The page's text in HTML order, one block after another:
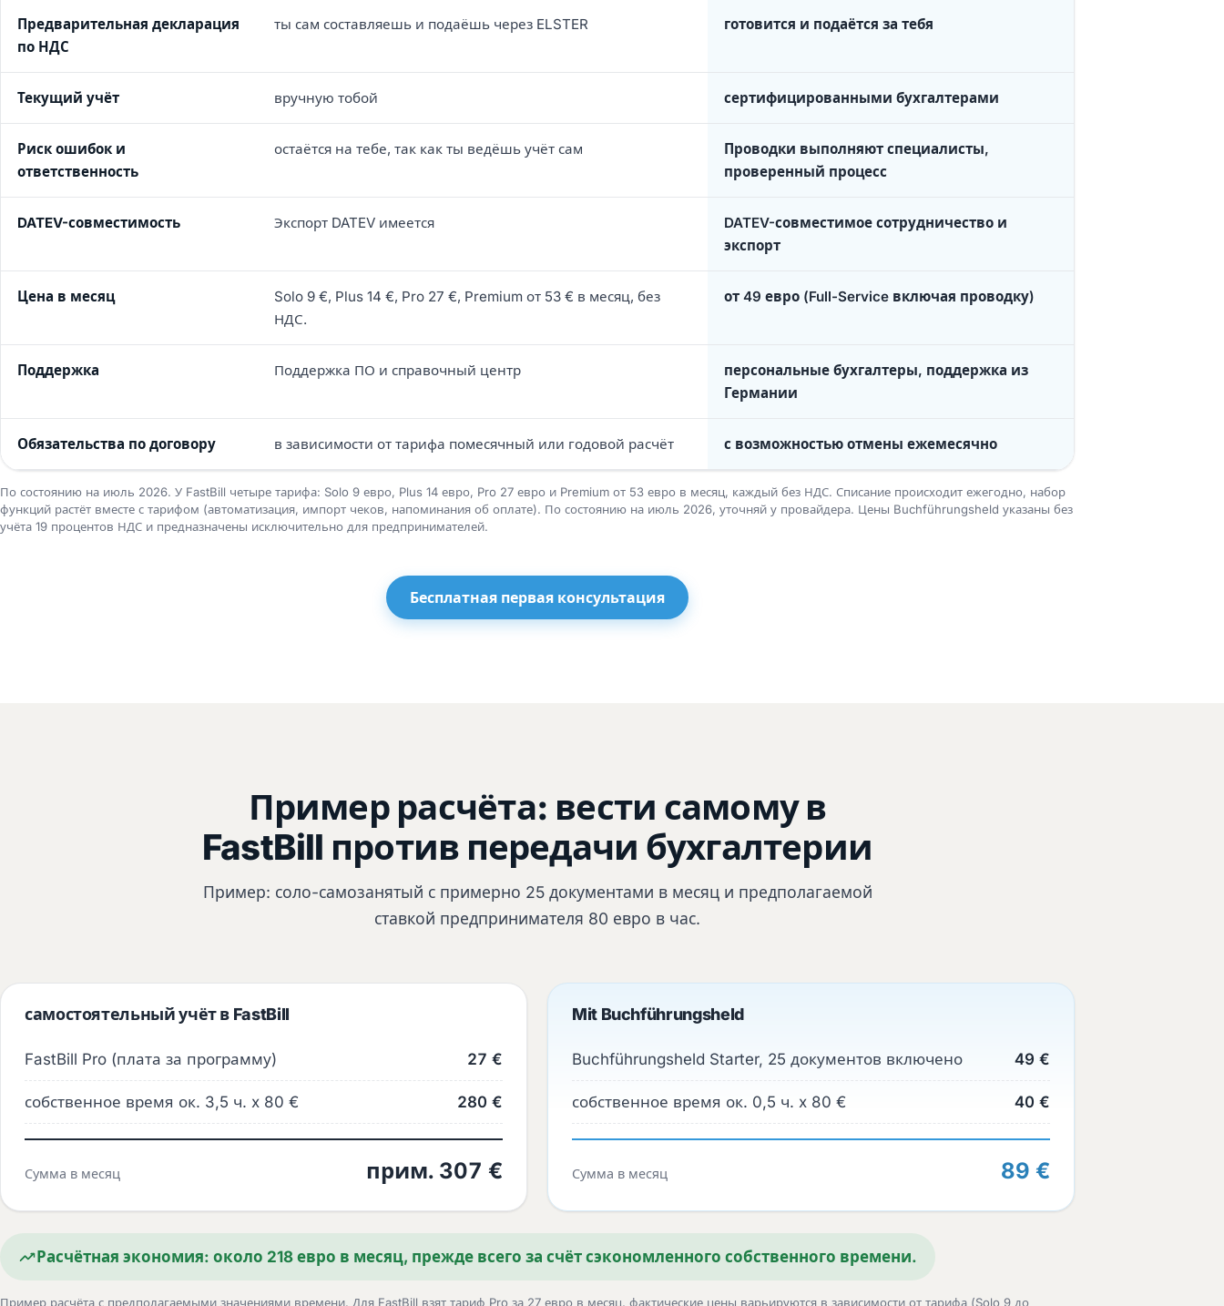
Предварительная декларация
по НДС
ты сам составляешь и подаёшь через ELSTER готовится и подаётся за тебя
Текущий учёт вручную тобой сертифицированными бухгалтерами
Риск ошибок и
ответственность
остаётся на тебе, так как ты ведёшь учёт сам
Проводки выполняют специалисты,
проверенный процесс
DATEV-совместимость Экспорт DATEV имеется
DATEV-совместимое сотрудничество и
экспорт
Цена в месяц
Solo 9 €, Plus 14 €, Pro 27 €, Premium от 53 € в месяц, без
НДС.
от 49 евро (Full-Service включая проводку)
Поддержка Поддержка ПО и справочный центр
персональные бухгалтеры, поддержка из
Германии
Обязательства по договору в зависимости от тарифа помесячный или годовой расчёт с возможностью отмены ежемесячно
По состоянию на июль 2026. У FastBill четыре тарифа: Solo 9 евро, Plus 14 евро, Pro 27 евро и Premium от 53 евро в месяц, каждый без НДС. Списание происходит ежегодно, набор
функций растёт вместе с тарифом (автоматизация, импорт чеков, напоминания об оплате). По состоянию на июль 2026, уточняй у провайдера. Цены Buchführungsheld указаны без
учёта 19 процентов НДС и предназначены исключительно для предпринимателей.
Бесплатная первая консультация
Пример расчёта: вести самому в
FastBill против передачи бухгалтерии
Пример: соло-самозанятый с примерно 25 документами в месяц и предполагаемой
ставкой предпринимателя 80 евро в час.
самостоятельный учёт в FastBill
FastBill Pro (плата за программу) 27 €
собственное время ок. 3,5 ч. x 80 € 280 €
Сумма в месяц прим. 307 €
Mit Buchführungsheld
Buchführungsheld Starter, 25 документов включено 49 €
собственное время ок. 0,5 ч. x 80 € 40 €
Сумма в месяц 89 €
Расчётная экономия: около 218 евро в месяц, прежде всего за счёт сэкономленного собственного времени.
Пример расчёта с предполагаемыми значениями времени. Для FastBill взят тариф Pro за 27 евро в месяц, фактические цены варьируются в зависимости от тарифа (Solo 9 до